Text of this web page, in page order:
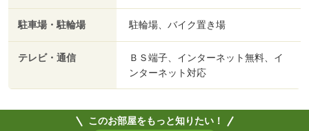
駐車場・駐輪場 駐輪場、バイク置き場
テレビ・通信
ＢＳ端子、インターネット無料、イ
ンターネット対応
このお部屋をもっと知りたい！